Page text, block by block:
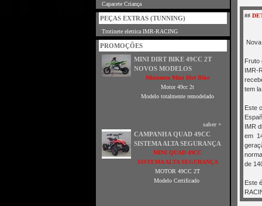
Capacete Criança
PEÇAS EXTRAS (TUNNING)
Trotinete eletrica IMR-RACING
PROMOÇÕES
MINI DIRT BIKE 49CC 2T
NOVOS MODELOS
Minimota Mini Dirt Bike
Motor 49cc 2t
Modelo totalmente remodelado
saber +
CAMPANHA QUAD 49CC
SISTEMA ALTA SEGURANÇA
MINI QUAD 49CC
SISTEMA ALTA SEGURANÇA
MOTOR 49CC 2T
Modelo Certificado
##
Fruto
IMR-
tem
Este
IMR
em
de
Este